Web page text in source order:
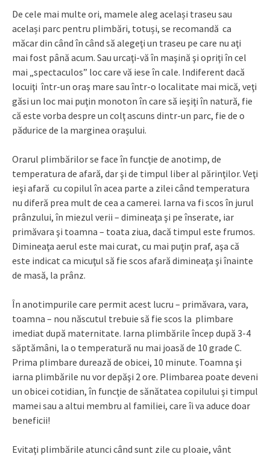
De cele mai multe ori, mamele aleg același traseu sau
același parc pentru plimbări, totuși, se recomandă ca
măcar din când în când să alegeţi un traseu pe care nu aţi
mai fost până acum. Sau urcaţi-vă în maşină şi opriţi în cel
mai „spectaculos” loc care vă iese în cale. Indiferent dacă
locuiţi într-un oraş mare sau într-o localitate mai mică, veţi
găsi un loc mai puţin monoton în care să ieşiţi în natură, fie
că este vorba despre un colţ ascuns dintr-un parc, fie de o
pădurice de la marginea oraşului.
Orarul plimbărilor se face în funcţie de anotimp, de
temperatura de afară, dar şi de timpul liber al părinţilor. Veţi
ieşi afară cu copilul în acea parte a zilei când temperatura
nu diferă prea mult de cea a camerei. Iarna va fi scos în jurul
prânzului, în miezul verii – dimineaţa şi pe înserate, iar
primăvara şi toamna – toata ziua, dacă timpul este frumos.
Dimineaţa aerul este mai curat, cu mai puţin praf, aşa că
este indicat ca micuţul să fie scos afară dimineaţa şi înainte
de masă, la prânz.
În anotimpurile care permit acest lucru – primăvara, vara,
toamna – nou născutul trebuie să fie scos la plimbare
imediat după maternitate. Iarna plimbările încep după 3-4
săptămâni, la o temperatură nu mai joasă de 10 grade C.
Prima plimbare durează de obicei, 10 minute. Toamna şi
iarna plimbările nu vor depăşi 2 ore. Plimbarea poate deveni
un obicei cotidian, în funcţie de sănătatea copilului şi timpul
mamei sau a altui membru al familiei, care îi va aduce doar
beneficii!
Evitaţi plimbările atunci când sunt zile cu ploaie, vânt